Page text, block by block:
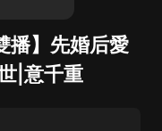
播】先婚后愛
|意千重